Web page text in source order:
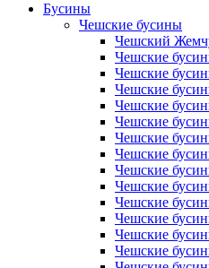
Бусины
Чешские бусины
Чешский
Чешские
Чешские
Чешские
Чешские
Чешские
Чешские
Чешские
Чешские
Чешские
Чешские
Чешские
Чешские
Чешские